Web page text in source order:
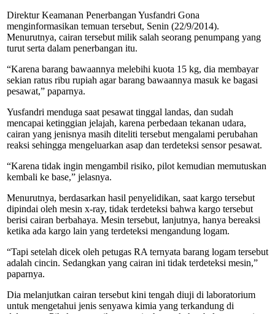
Direktur Keamanan Penerbangan Yusfandri Gona
menginformasikan temuan tersebut, Senin (22/9/2014).
Menurutnya, cairan tersebut milik salah seorang penumpang yang
turut serta dalam penerbangan itu.
“Karena barang bawaannya melebihi kuota 15 kg, dia membayar
sekian ratus ribu rupiah agar barang bawaannya masuk ke bagasi
pesawat,” paparnya.
Yusfandri menduga saat pesawat tinggal landas, dan sudah
mencapai ketinggian jelajah, karena perbedaan tekanan udara,
cairan yang jenisnya masih diteliti tersebut mengalami perubahan
reaksi sehingga mengeluarkan asap dan terdeteksi sensor pesawat.
“Karena tidak ingin mengambil risiko, pilot kemudian memutuskan
kembali ke base,” jelasnya.
Menurutnya, berdasarkan hasil penyelidikan, saat kargo tersebut
dipindai oleh mesin x-ray, tidak terdeteksi bahwa kargo tersebut
berisi cairan berbahaya. Mesin tersebut, lanjutnya, hanya bereaksi
ketika ada kargo lain yang terdeteksi mengandung logam.
“Tapi setelah dicek oleh petugas RA ternyata barang logam tersebut
adalah cincin. Sedangkan yang cairan ini tidak terdeteksi mesin,”
paparnya.
Dia melanjutkan cairan tersebut kini tengah diuji di laboratorium
untuk mengetahui jenis senyawa kimia yang terkandung di